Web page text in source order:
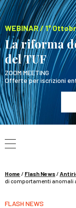
WEBINAR / 1°
La riforma
del TUF
ZOOM MEETING
Offerte per iscrizioni
La riforma del
Home / Flash News/
di comportamenti anomali
FLASH NEWS